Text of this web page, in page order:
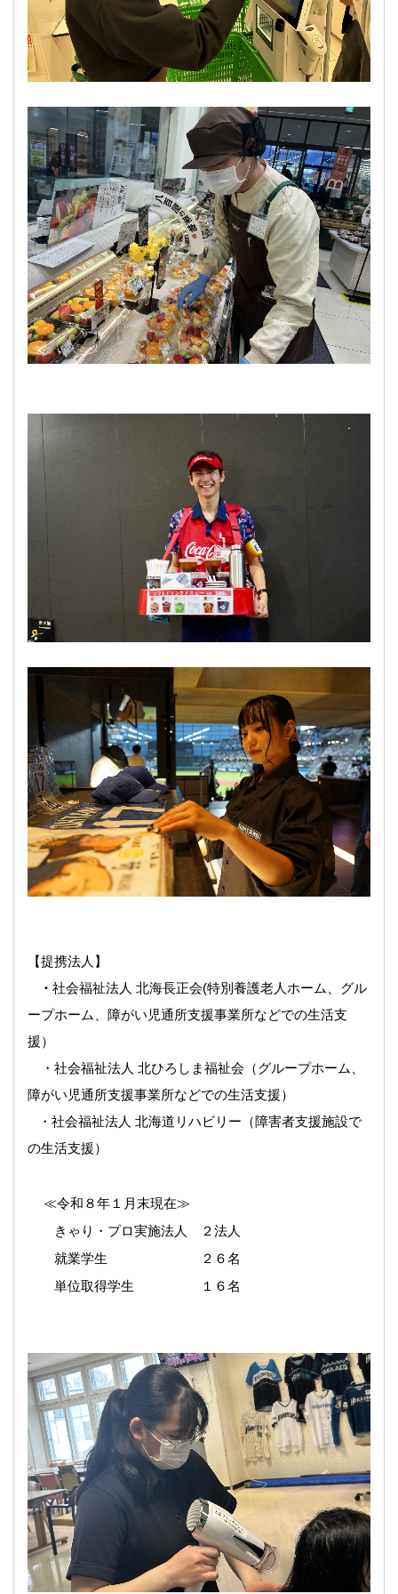
【提携法人】
・ 社会福祉法人 北海長正会(特別養護老人ホーム、グル
ープホーム、障がい児通所支援事業所などでの生活支
援）
・ 社会福祉法人 北ひろしま福祉会 （グループホーム、
障がい児通所支援事業所などでの生活支援）
・社会福祉法人 北海道リハビリー （障害者支援施設で
の生活支援）
≪令和８年１月末現在≫
きゃり・プロ実施法人 ２法人
就業学生 ２６名
単位取得学生 １６名